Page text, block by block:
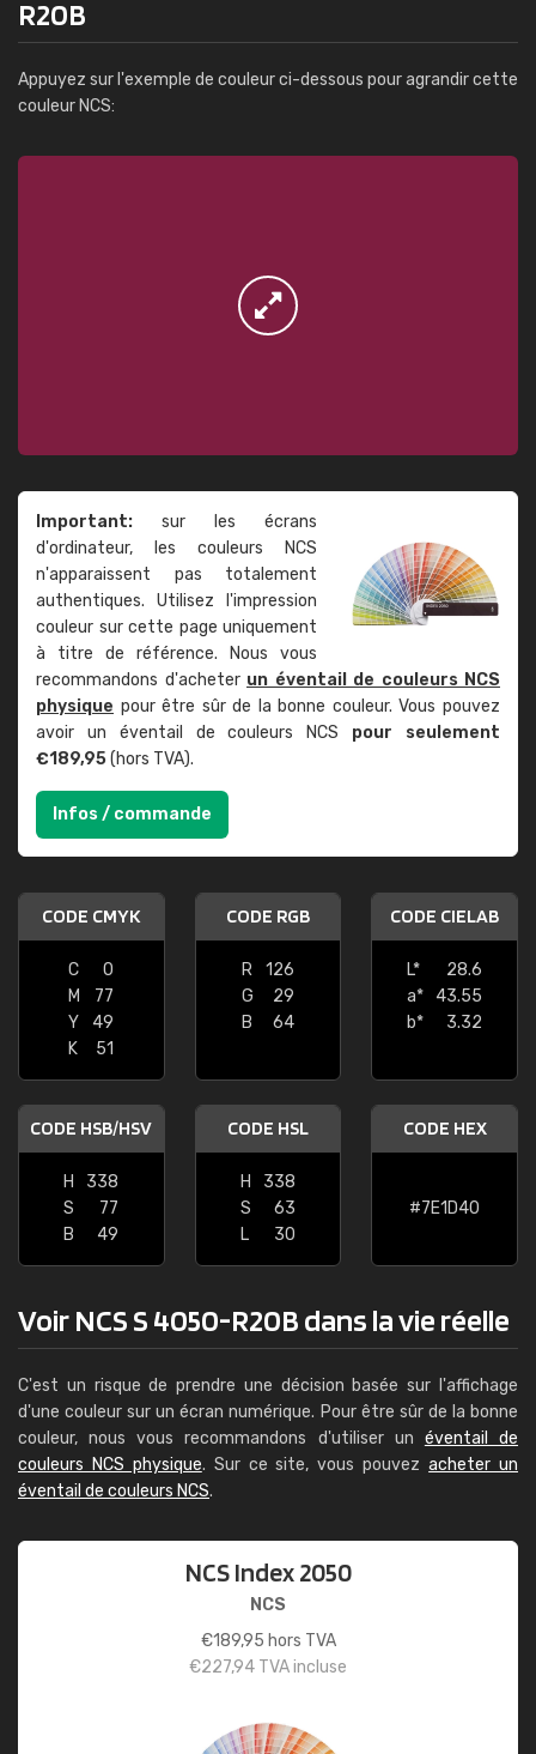
R20B
Appuyez sur l'exemple de couleur ci-dessous pour agrandir cette
couleur NCS:
Important: sur les écrans
d'ordinateur, les couleurs NCS
n'apparaissent pas totalement
authentiques. Utilisez l'impression
couleur sur cette page uniquement
à titre de référence. Nous vous
recommandons d'acheter un éventail de couleurs NCS
physique pour être sûr de la bonne couleur. Vous pouvez
avoir un éventail de couleurs NCS pour seulement
€189,95(hors TVA).
Infos / commande
CODE CMYK
C
0
M
77
Y
49
K
51
CODE RGB
R
126
G
29
B
64
CODE CIELAB
L*
28.6
a*
43.55
b*
3.32
CODE HSB/HSV
H
338
S
77
B
49
CODE HSL
H
338
S
63
L
30
CODE HEX
#7E1D40
Voir NCS S 4050-R20B dans la vie réelle
C'est un risque de prendre une décision basée sur l'affichage
d'une couleur sur un écran numérique. Pour être sûr de la bonne
couleur, nous vous recommandons d'utiliser un éventail de
couleurs NCS physique. Sur ce site, vous pouvezacheter un
éventail de couleurs NCS.
NCS Index 2050
NCS
€189,95 hors TVA
€227,94 TVA incluse